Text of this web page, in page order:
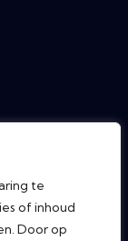
te
of inhoud
Door op